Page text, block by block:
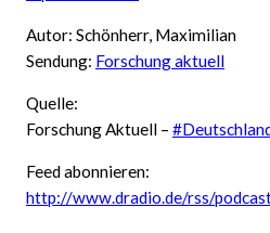
Autor: Schönherr, Maximilian
Sendung: Forschung aktuell
Quelle:
Forschung Aktuell –
Feed abonnieren:
http://www.dradio.de/rss/